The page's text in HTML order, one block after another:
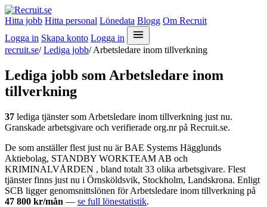
Hitta jobb Hitta personal Lönedata Blogg Om Recruit
Logga in Skapa konto Logga in
recruit.se/ Lediga jobb/ Arbetsledare inom tillverkning
Lediga jobb som Arbetsledare inom
tillverkning
37 lediga tjänster som Arbetsledare inom tillverkning just nu.
Granskade arbetsgivare och verifierade org.nr på Recruit.se.
De som anställer flest just nu är BAE Systems Hägglunds
Aktiebolag, STANDBY WORKTEAM AB och
KRIMINALVÅRDEN , bland totalt 33 olika arbetsgivare. Flest
tjänster finns just nu i Örnsköldsvik, Stockholm, Landskrona. Enligt
SCB ligger genomsnittslönen för Arbetsledare inom tillverkning på
47 800 kr/mån — se full lönestatistik.